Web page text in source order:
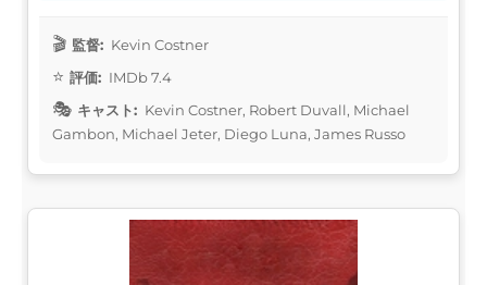
監督: Kevin Costner
評価: IMDb 7.4
キャスト: Kevin Costner, Robert Duvall, Michael
Gambon, Michael Jeter, Diego Luna, James Russo